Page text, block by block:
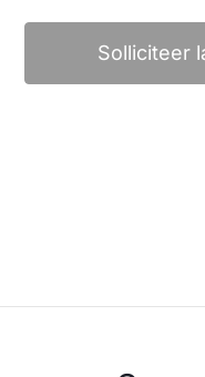
Solliciteer